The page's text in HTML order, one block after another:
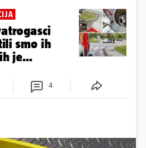
smo ih
je
4